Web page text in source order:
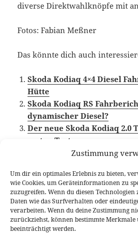
Zustimmung
Um dir ein optimales Erlebnis zu bieten,
wie Cookies, um Geräteinformationen zu
zuzugreifen. Wenn du diesen
Daten wie das Surfverhalten oder
verarbeiten. Wenn du deine Zustimmung
zurückziehst, können bestimmte
beeinträchtigt werden.
diverse Direktwahlknöpfe mit
Fotos: Fabian Meßner
Das könnte dich auch
Skoda Kodiaq 4×4 Diesel
Hütte
Skoda Kodiaq RS
dynamischer Diesel?
Der neue Skoda Kodiaq 2.0
ersten Test
Veröffentlicht
am
5. August 2022 Autor
Larissa Rutkowski
Skoda Kodiaq,Video Fahrbericht
Beitragsnavigation
VORHERIGER